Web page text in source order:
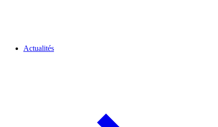
Actualités